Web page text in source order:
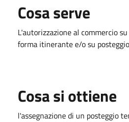
Cosa serve
L'autorizzazione al commercio
forma itinerante e/o su posteggio
Cosa si ottiene
l'assegnazione di un posteggio